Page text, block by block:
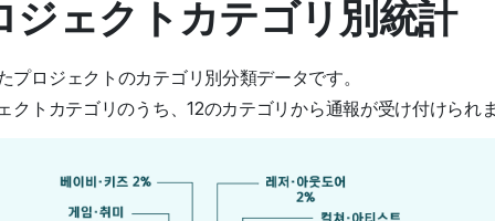
ジェクトカテゴリ別統計
プロジェクトのカテゴリ別分類データです。
クトカテゴリのうち、12のカテゴリから通報が受け付けられ